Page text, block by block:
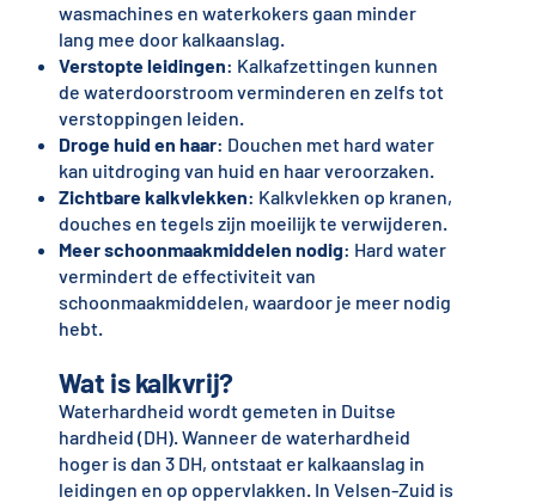
wasmachines en waterkokers gaan minder
lang mee door kalkaanslag.
Verstopte leidingen: Kalkafzettingen kunnen
de waterdoorstroom verminderen en zelfs tot
verstoppingen leiden.
Droge huid en haar: Douchen met hard water
kan uitdroging van huid en haar veroorzaken.
Zichtbare kalkvlekken: Kalkvlekken op kranen,
douches en tegels zijn moeilijk te verwijderen.
Meer schoonmaakmiddelen nodig: Hard water
vermindert de effectiviteit van
schoonmaakmiddelen, waardoor je meer nodig
hebt.
Wat is kalkvrij?
Waterhardheid wordt gemeten in Duitse
hardheid (DH). Wanneer de waterhardheid
hoger is dan 3 DH, ontstaat er kalkaanslag in
leidingen en op oppervlakken. In Velsen-Zuid is